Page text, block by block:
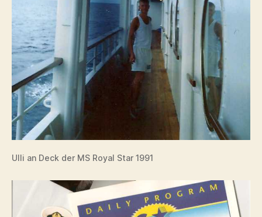
Ulli an Deck der MS Royal Star 1991